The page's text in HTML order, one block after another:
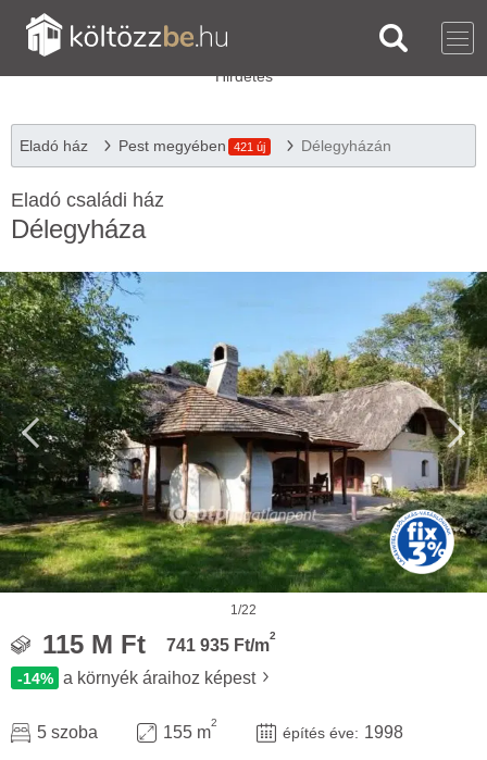
Eladó ház Pest megyében 421 új Délegyházán
Eladó családi ház
Délegyháza
1/22
115 M Ft 741 935 Ft/m
2
-14% a környék áraihoz képest
5 szoba 155 m
2
építés éve: 1998